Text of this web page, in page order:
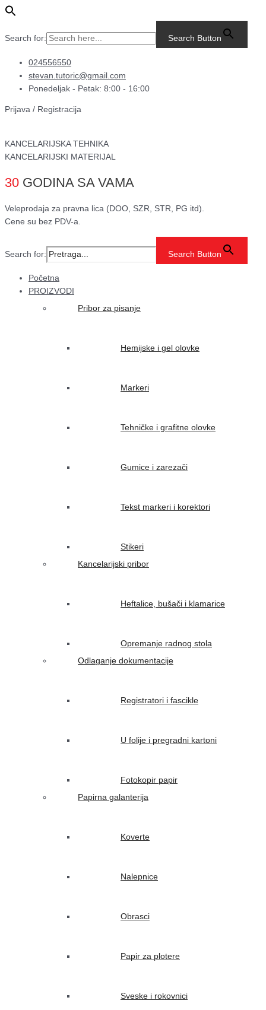
Search for: Search Button
Pređi
024556550
stevan.tutoric@gmail.com
Ponedeljak - Petak: 8:00 - 16:00
Prijava / Registracija
KANCELARIJSKA TEHNIKA
KANCELARIJSKI MATERIJAL
30 GODINA SA VAMA
Veleprodaja za pravna lica (DOO, SZR, STR, PG itd).
Cene su bez PDV-a.
Search for: Search Button
Main
Menu
Početna
PROIZVODI
Pribor za pisanje
Hemijske i gel olovke
Markeri
Tehničke i grafitne olovke
Gumice i zarezači
Tekst markeri i korektori
Stikeri
Kancelarijski pribor
Heftalice, bušači i klamarice
Opremanje radnog stola
Odlaganje dokumentacije
Registratori i fascikle
U folije i pregradni kartoni
Fotokopir papir
Papirna galanterija
Koverte
Nalepnice
Obrasci
Papir za plotere
Sveske i rokovnici
Marker
okrugli
Marker
za
količina